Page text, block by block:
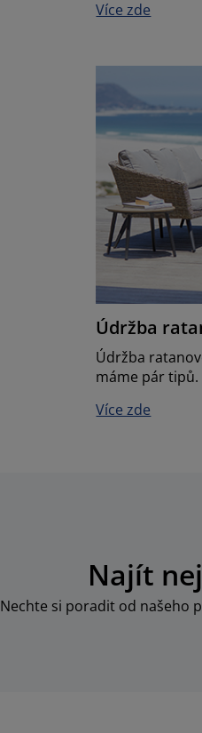
Více zde
Údržba
Údržba
máme pár tipů.
Více zde
Najít
Nechte si poradit od našeho